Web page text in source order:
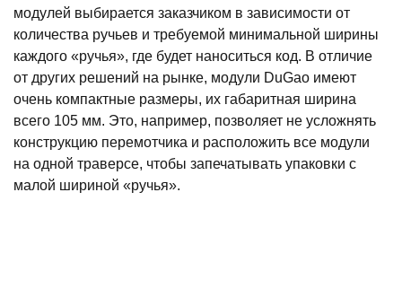
модулей выбирается заказчиком в зависимости от
количества ручьев и требуемой минимальной ширины
каждого «ручья», где будет наноситься код. В отличие
от других решений на рынке, модули DuGao имеют
очень компактные размеры, их габаритная ширина
всего 105 мм. Это, например, позволяет не усложнять
конструкцию перемотчика и расположить все модули
на одной траверсе, чтобы запечатывать упаковки с
малой шириной «ручья».